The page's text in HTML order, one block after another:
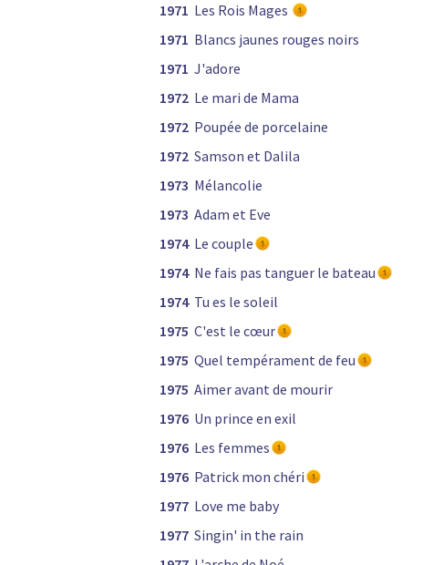
1971 Les Rois Mages
1971 Blancs jaunes rouges noirs
1971 J'adore
1972 Le mari de Mama
1972 Poupée de porcelaine
1972 Samson et Dalila
1973 Mélancolie
1973 Adam et Eve
1974 Le couple
1974 Ne fais pas tanguer le bateau
1974 Tu es le soleil
1975 C'est le cœur
1975 Quel tempérament de feu
1975 Aimer avant de mourir
1976 Un prince en exil
1976 Les femmes
1976 Patrick mon chéri
1977 Love me baby
1977 Singin' in the rain